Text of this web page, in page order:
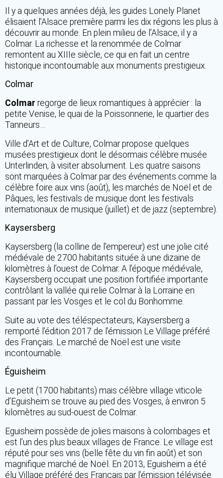
Il y a quelques années déjà, les guides Lonely Planet
élisaient l’Alsace première parmi les dix régions les plus à
découvrir au monde. En plein milieu de l’Alsace, il y a
Colmar. La richesse et la renommée de Colmar
remontent au XIIIe siècle, ce qui en fait un centre
historique incontournable aux monuments prestigieux.
Colmar
Colmar regorge de lieux romantiques à apprécier : la
petite Venise, le quai de la Poissonnerie, le quartier des
Tanneurs…
Ville d’Art et de Culture, Colmar propose quelques
musées prestigieux dont le désormais célèbre musée
Unterlinden, à visiter absolument. Les quatre saisons
sont marquées à Colmar par des événements comme la
célèbre foire aux vins (août), les marchés de Noël et de
Pâques, les festivals de musique dont les festivals
internationaux de musique (juillet) et de jazz (septembre).
Kaysersberg
Kaysersberg (la colline de l’empereur) est une jolie cité
médiévale de 2700 habitants située à une dizaine de
kilomètres à l’ouest de Colmar. A l’époque médiévale,
Kaysersberg occupait une position fortifiée importante
contrôlant la vallée qui relie Colmar à la Lorraine en
passant par les Vosges et le col du Bonhomme.
Suite au vote des téléspectateurs, Kaysersberg a
remporté l’édition 2017 de l’émission Le Village préféré
des Français. Le marché de Noël est une visite
incontournable.
Éguisheim
Le petit (1700 habitants) mais célèbre village viticole
d’Eguisheim se trouve au pied des Vosges, à environ 5
kilomètres au sud-ouest de Colmar.
Eguisheim possède de jolies maisons à colombages et
est l’un des plus beaux villages de France. Le village est
réputé pour ses vins (belle fête du vin fin août) et son
magnifique marché de Noël. En 2013, Eguisheim a été
élu Village préféré des Français par l’émission télévisée